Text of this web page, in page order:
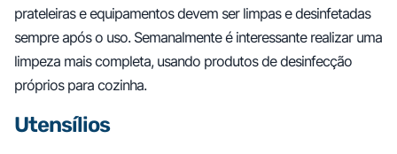
prateleiras e equipamentos devem ser limpas e desinfetadas
sempre após o uso. Semanalmente é interessante realizar uma
limpeza mais completa, usando produtos de desinfecção
próprios para cozinha.
Utensílios